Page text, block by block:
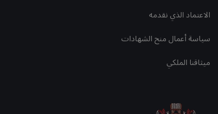
الاعتماد الذي نقدمه
سياسة أعمال منح الشهادات
ميثاقنا الملكي